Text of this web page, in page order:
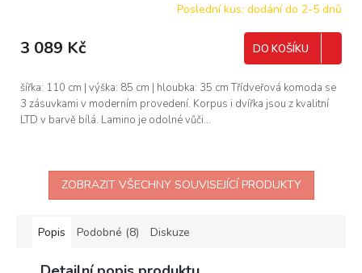
Poslední kus: dodání do 2-5 dnů
3 089 Kč DO KOŠÍKU
šířka: 110 cm | výška: 85 cm | hloubka: 35 cm Třídveřová komoda se
3 zásuvkami v moderním provedení. Korpus i dvířka jsou z kvalitní
LTD v barvě bílá. Lamino je odolné vůči...
ZOBRAZIT VŠECHNY SOUVISEJÍCÍ PRODUKTY
Popis Podobné (8) Diskuze